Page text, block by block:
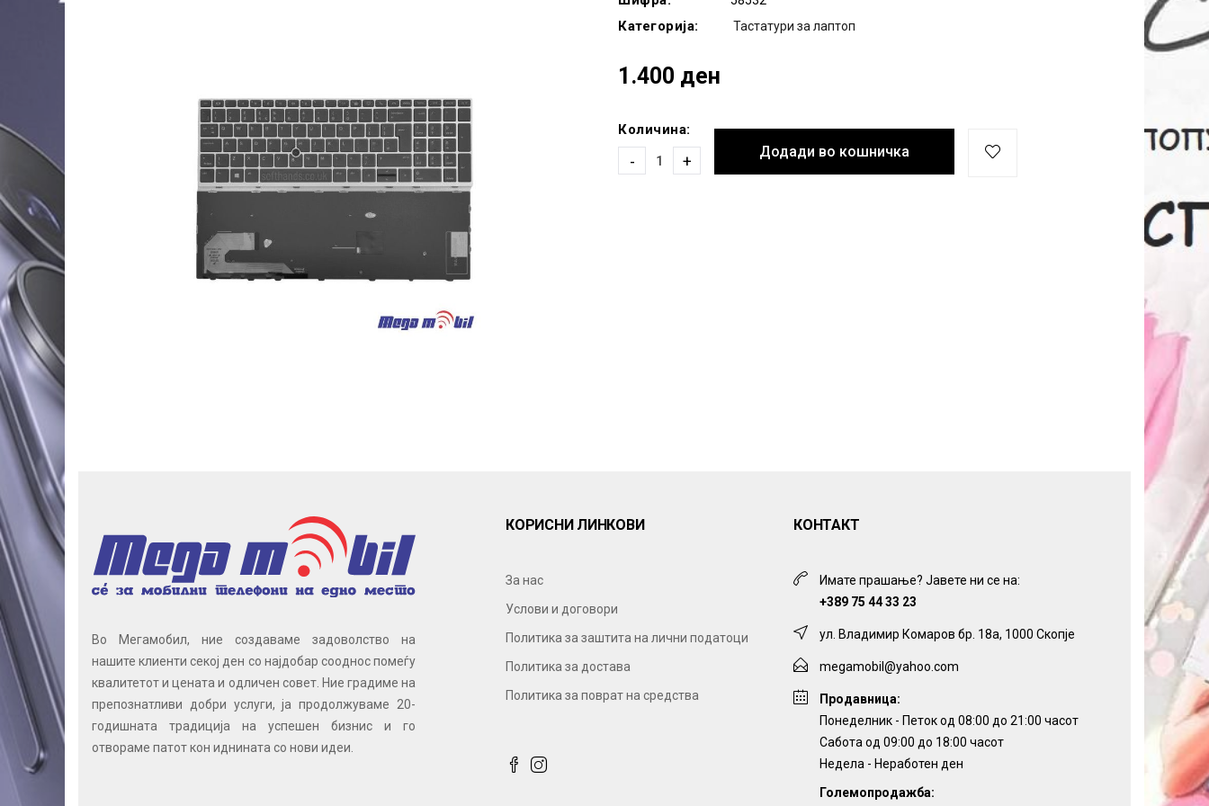
Категорија: Тастатури за лаптоп
1.400 ден
Количина:
- +
Додади во кошничка
Во Мегамобил, ние создаваме задоволство на
нашите клиенти секој ден со најдобар сооднос помеѓу
квалитетот и цената и одличен совет. Ние градиме на
препознатливи добри услуги, ја продолжуваме 20-
годишната традиција на успешен бизнис и го
отвораме патот кон иднината со нови идеи.
КОРИСНИ ЛИНКОВИ
За нас
Услови и договори
Политика за заштита на лични податоци
Политика за достава
Политика за поврат на средства
КОНТАКТ
Имате прашање? Јавете ни се на:
+389 75 44 33 23
ул. Владимир Комаров бр. 18а, 1000 Скопје
megamobil@yahoo.com
Продавница:
Понеделник - Петок од 08:00 до 21:00 часот
Сабота од 09:00 до 18:00 часот
Недела - Неработен ден
Големопродажба: